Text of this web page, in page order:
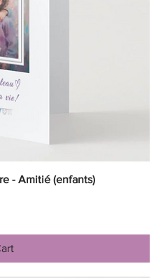
- Amitié (enfants)